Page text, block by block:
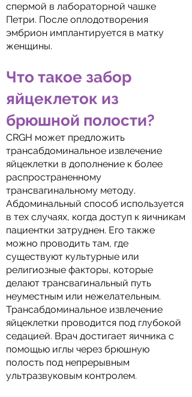
спермой в лабораторной чашке
Петри. После оплодотворения
эмбрион имплантируется в матку
женщины.
Что такое забор
яйцеклеток из
брюшной полости?
CRGH может предложить
трансабдоминальное извлечение
яйцеклетки в дополнение к более
распространенному
трансвагинальному методу.
Абдоминальный способ используется
в тех случаях, когда доступ к яичникам
пациентки затруднен. Его также
можно проводить там, где
существуют культурные или
религиозные факторы, которые
делают трансвагинальный путь
неуместным или нежелательным.
Трансабдоминальное извлечение
яйцеклетки проводится под глубокой
седацией. Врач достигает яичника с
помощью иглы через брюшную
полость под непрерывным
ультразвуковым контролем.